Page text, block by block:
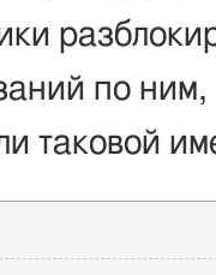
по
таковой